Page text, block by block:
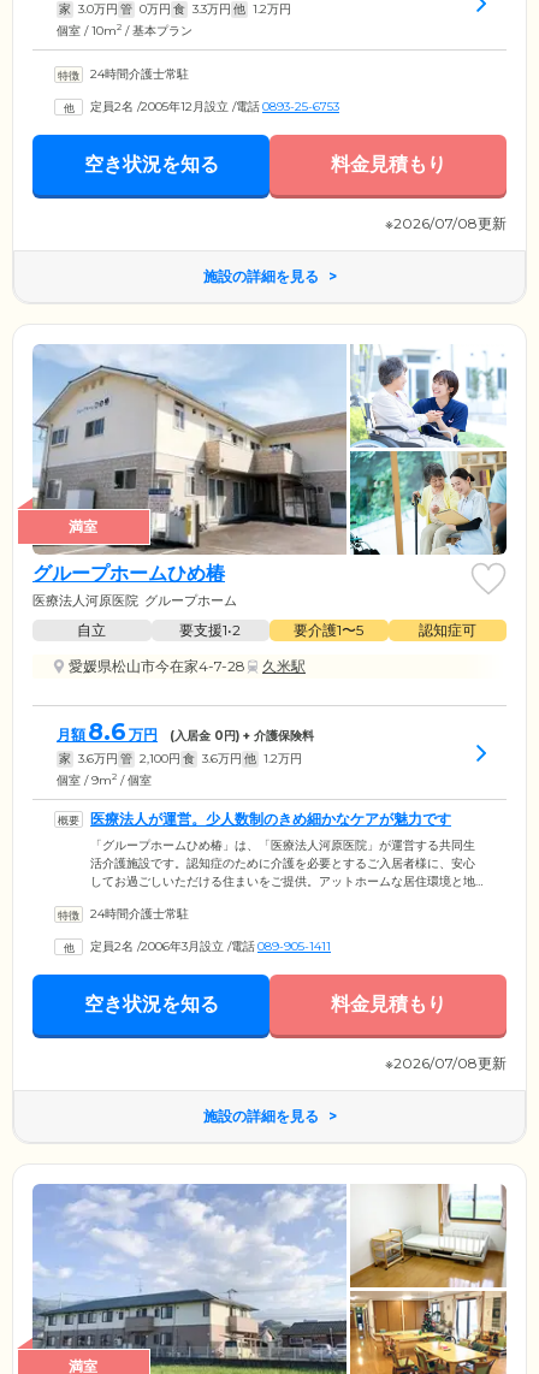
家 3.0万円 管 0万円 食 3.3万円 他 1.2万円
個室 / 10m2 / 基本プラン
24時間介護士常駐
定員2名 /2005年12月設立 /電話0893-25-6753
空き状況を知る 料金見積もり
※2026/07/08更新
施設の詳細を見る
満室
グループホームひめ椿
医療法人河原医院 グループホーム
自立 要支援1•2 要介護1〜5
認知症可
愛媛県松山市今在家4-7-28
久米駅
月額 8.6 万円 (入居金 0円) + 介護保険料
家 3.6万円 管 2,100円 食 3.6万円 他 1.2万円
個室 / 9m2 / 個室
医療法人が運営。少人数制のきめ細かなケアが魅力です
「グループホームひめ椿」は、「医療法人河原医院」が運営する共同生
活介護施設です。認知症のために介護を必要とするご入居者様に、安心
してお過ごしいただける住まいをご提供。アットホームな居住環境と地
建ての館内には、全18室のお部屋をご用意。全室個室でご用意していま
早く馴染んでいただけるよう、各フロア9名ずつの少人数ケアを行ってい
ます。ご入居前のご見学やご相談など、いつでもお気軽にお問い合わせ
24時間介護士常駐
定員2名 /2006年3月設立 /電話089-905-1411
空き状況を知る 料金見積もり
※2026/07/08更新
施設の詳細を見る
満室